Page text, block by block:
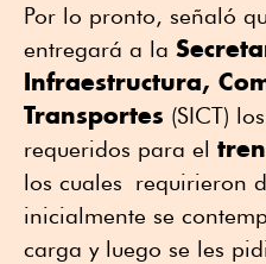
Por lo pronto, señaló
entregará a la
Infraestructura,
Transportes (SICT)
requeridos para el
los cuales requirieron
inicialmente se
carga y luego se les